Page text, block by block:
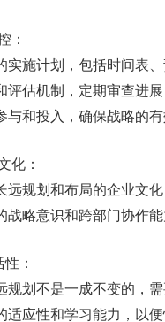
：
实施计划，包括时间表、
评估机制，定期审查进展
与和投入，确保战略的有
化：
远规划和布局的企业文化
战略意识和跨部门协作能
：
规划不是一成不变的，
适应性和学习能力，以便